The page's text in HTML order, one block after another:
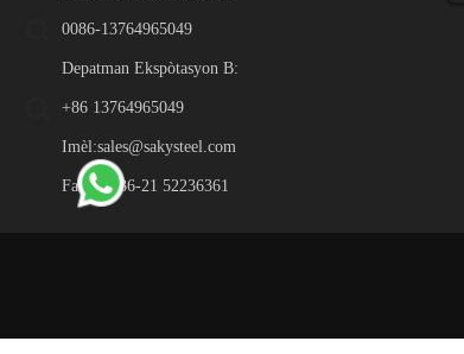
0086-13764965049
Depatman Ekspòtasyon B:
+86 13764965049
Imèl:sales@sakysteel.com
Faks: 0086-21 52236361